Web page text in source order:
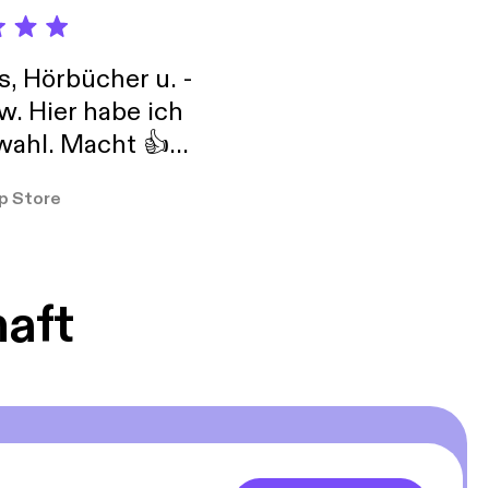
Hörbücher u. -
Hier habe ich
Macht 👍
Store